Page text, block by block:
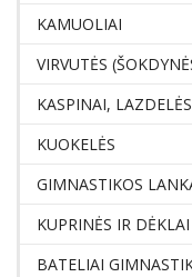
KAMUOLIAI
VIRVUTĖS
KASPINAI, LAZDELĖS
KUOKELĖS
GIMNASTIKOS
KUPRINĖS IR DĖKLAI
BATELIAI